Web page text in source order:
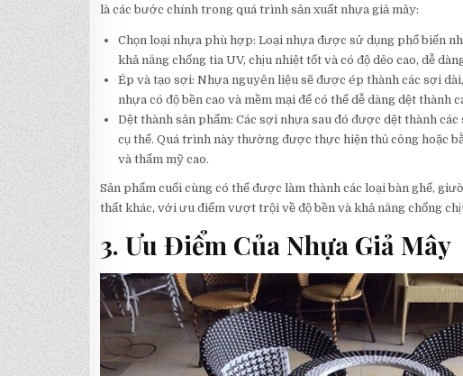
là các bước chính trong quá trình sản xuất nhựa giả mây:
Chọn loại nhựa phù hợp: Loại nhựa được sử dụng phổ biến
khả năng chống tia UV, chịu nhiệt tốt và có độ dẻo cao, dễ
Ép và tạo sợi: Nhựa nguyên liệu sẽ được ép thành các sợi
nhựa có độ bền cao và mềm mại để có thể dễ dàng dệt thành
Dệt thành sản phẩm: Các sợi nhựa sau đó được dệt thành
cụ thể. Quá trình này thường được thực hiện thủ công hoặc
và thẩm mỹ cao.
Sản phẩm cuối cùng có thể được làm thành các loại bàn ghế,
thất khác, với ưu điểm vượt trội về độ bền và khả năng chống
3. Ưu Điểm Của Nhựa Giả Mây